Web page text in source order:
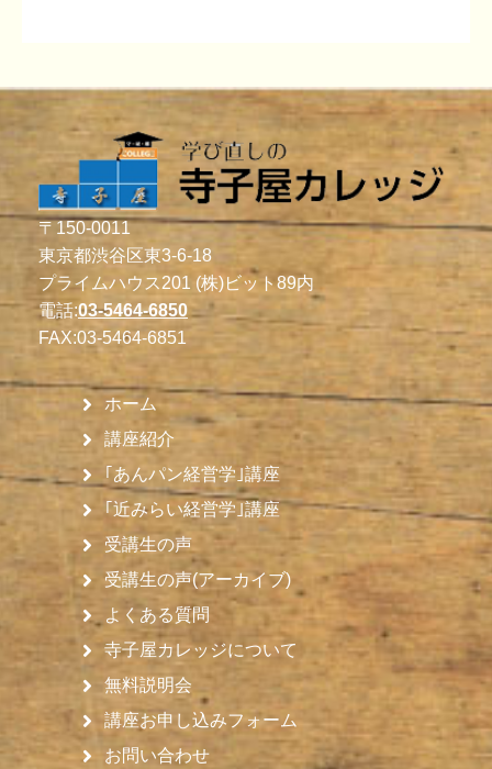
〒150-0011
東京都渋谷区東3-6-18
プライムハウス201 (株)ビット89内
電話:03-5464-6850
FAX:03-5464-6851
ホーム
講座紹介
｢あんパン経営学｣講座
｢近みらい経営学｣講座
受講生の声
受講生の声(アーカイブ)
よくある質問
寺子屋カレッジについて
無料説明会
講座お申し込みフォーム
お問い合わせ